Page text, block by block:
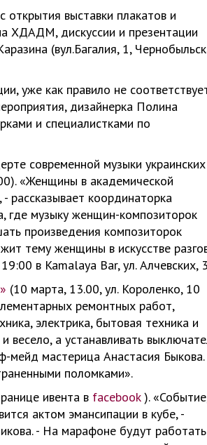
выставки плакатов и
ХДАДМ, дискуссии и презентации
(вул.Багалия, 1,
уже как правило не
дизайнерка Полина
и специалистками по
современной музыки украинских
«Женщины в академической
рассказывает координаторка
где музыку женщин-композиторок
произведения композиторок
тему женщины в искусстве
в Kamalaya Bar, ул. Алчевских,
(10 марта, 13.00, ул. Короленко, 10
ремонтных работ,
электрика, бытовая техника и
весело, а устанавливать
мейд мастерица Анастасия Быкова.
поломками».
ивента в facebook).
актом эмансипации в кубе, -
- На марафоне будут работать